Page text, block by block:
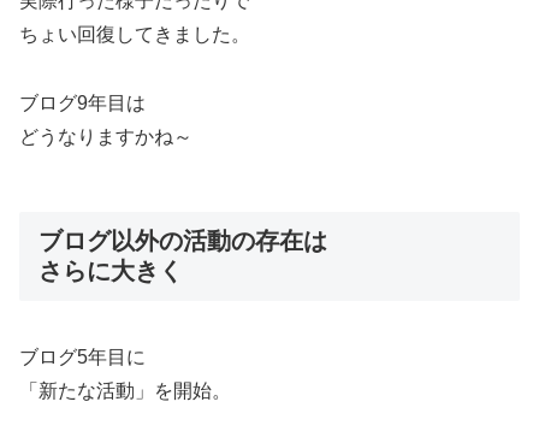
ちょい回復してきました。
ブログ9年目は
どうなりますかね～
ブログ以外の活動の存在は
さらに大きく
ブログ5年目に
「新たな活動」を開始。